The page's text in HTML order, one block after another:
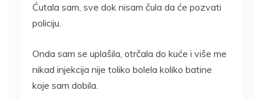
Ćutala sam, sve dok nisam čula da će pozvati
policiju.
Onda sam se uplašila, otrčala do kuće i više me
nikad injekcija nije toliko bolela koliko batine
koje sam dobila.